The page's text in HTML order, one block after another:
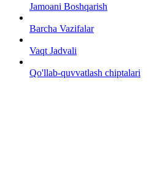
Jamoani Boshqarish
Barcha Vazifalar
Vaqt Jadvali
Qo'llab-quvvatlash chiptalari